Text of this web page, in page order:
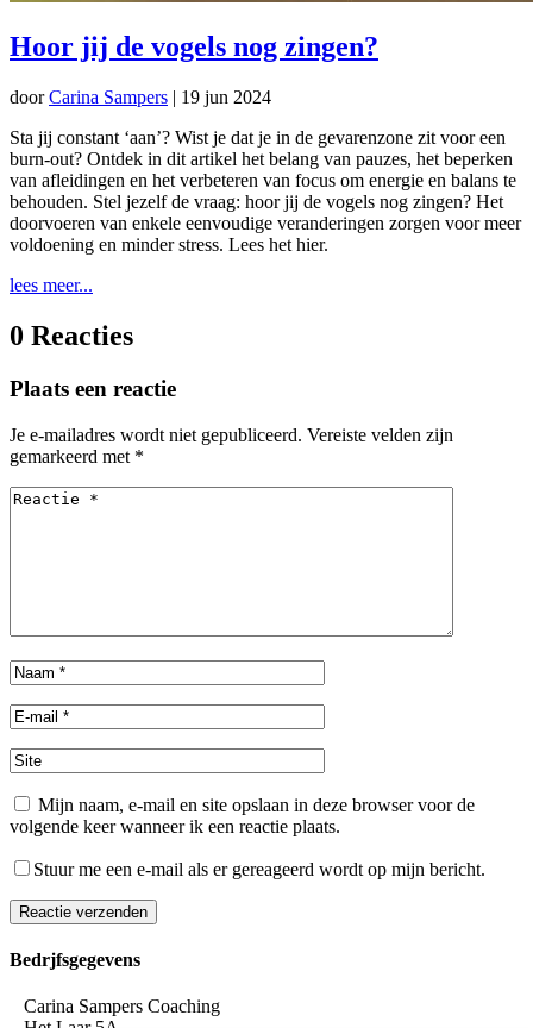
Hoor jij de vogels nog zingen?
doorCarina Sampers | 19 jun 2024
Sta jij constant ‘aan’? Wist je dat je in de gevarenzone zit voor een
burn-out? Ontdek in dit artikel het belang van pauzes, het beperken
van afleidingen en het verbeteren van focus om energie en balans te
behouden. Stel jezelf de vraag: hoor jij de vogels nog zingen? Het
doorvoeren van enkele eenvoudige veranderingen zorgen voor meer
voldoening en minder stress. Lees het hier.
lees meer...
0 Reacties
Plaats een reactie
Je e-mailadres wordt niet gepubliceerd. Vereiste velden zijn
gemarkeerd met *
Mijn naam, e-mail en site opslaan in deze browser voor de
volgende keer wanneer ik een reactie plaats.
Stuur me een e-mail als er gereageerd wordt op mijn bericht.
Reactie verzenden
Alternative:
Bedrjfsgegevens
Carina Sampers Coaching